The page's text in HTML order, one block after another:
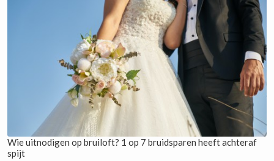
Wie uitnodigen op bruiloft? 1 op 7 bruidsparen heeft achteraf
spijt